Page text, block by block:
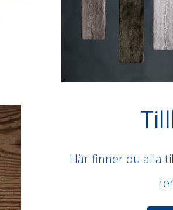
Här finner du alla